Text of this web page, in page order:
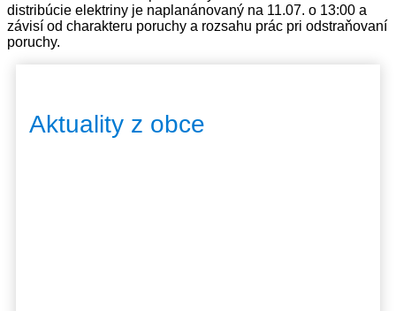
distribúcie elektriny je naplanánovaný na 11.07. o 13:00 a
závisí od charakteru poruchy a rozsahu prác pri odstraňovaní
poruchy.
Aktuality z obce